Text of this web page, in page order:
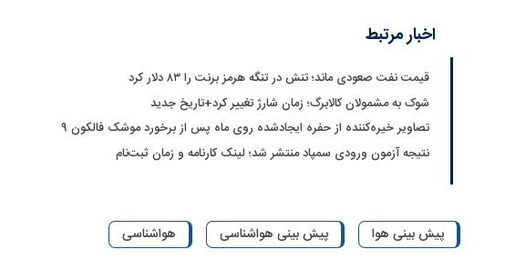
اخبار مرتبط
قیمت نفت صعودی ماند؛ تنش در تنگه هرمز برنت را ۸۳ دلار کرد
شوک به مشمولان کالابرگ؛ زمان شارژ تغییر کرد+تاریخ جدید
تصاویر خیره‌کننده از حفره ایجادشده روی ماه پس از برخورد موشک فالکون ۹
نتیجه آزمون ورودی سمپاد منتشر شد؛ لینک کارنامه و زمان ثبت‌نام
پیش بینی هوا پیش بینی هواشناسی هواشناسی